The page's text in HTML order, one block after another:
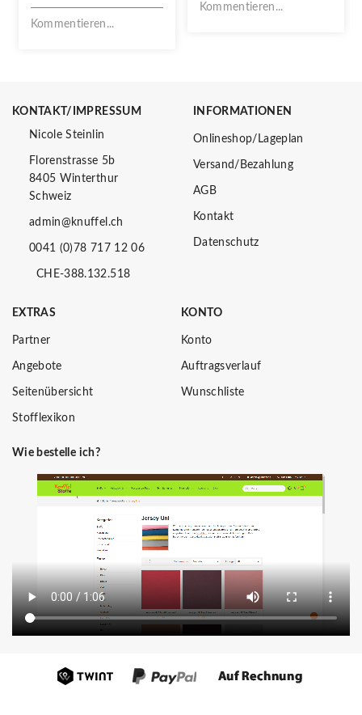
VERPASSEN!
Kommentieren...
Kommentieren...
KONTAKT/IMPRESSUM
Nicole Steinlin
Florenstrasse 5b
8405 Winterthur
Schweiz
admin@knuffel.ch
0041 (0)78 717 12 06
CHE-388.132.518
INFORMATIONEN
Onlineshop/Lageplan
Versand/Bezahlung
AGB
Kontakt
Datenschutz
EXTRAS
Partner
Angebote
Seitenübersicht
Stofflexikon
KONTO
Konto
Auftragsverlauf
Wunschliste
Wie bestelle ich?